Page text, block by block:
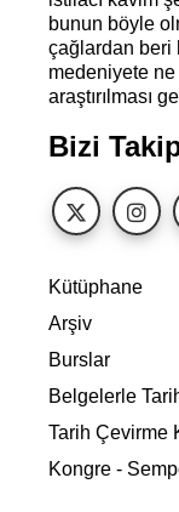
bunun böyle
çağlardan beri
medeniyete
araştırılması
Bizi
Kütüphane
Arşiv
Burslar
Belgelerle
Tarih Çevirme
Kongre -